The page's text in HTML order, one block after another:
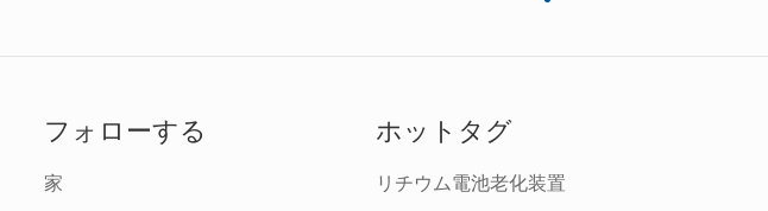
フォローする
家
ホットタグ
リチウム電池老化装置